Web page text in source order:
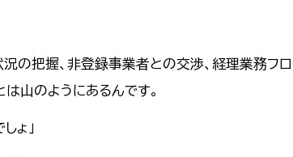
の把握、非登録事業者との交渉、経理業務フロ
山のようにあるんです。
ょ」